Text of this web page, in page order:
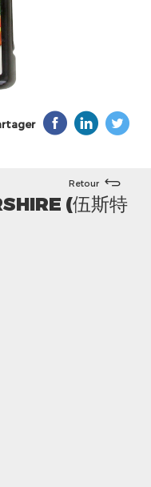
Retour
(伍斯特